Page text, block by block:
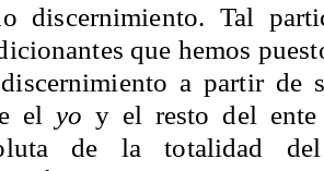
discernimiento. Tal
que hemos
a partir de
el yo y el resto del
de la totalidad